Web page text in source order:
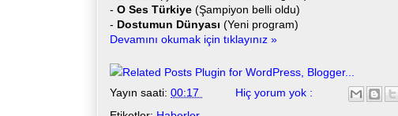
- O Ses Türkiye (Şampiyon belli oldu)
- Dostumun Dünyası (Yeni program)
Devamını okumak için tıklayınız »
Yayın saati: 00:17
Hiç yorum yok :